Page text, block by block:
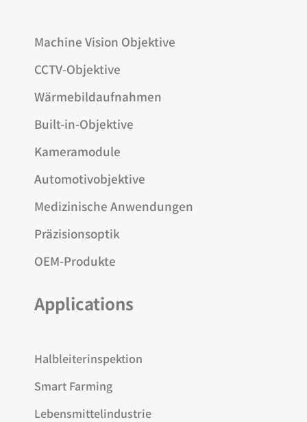
Machine Vision Objektive
CCTV-Objektive
Wärmebildaufnahmen
Built-in-Objektive
Kameramodule
Automotivobjektive
Medizinische Anwendungen
Präzisionsoptik
OEM-Produkte
Applications
Halbleiterinspektion
Smart Farming
Lebensmittelindustrie